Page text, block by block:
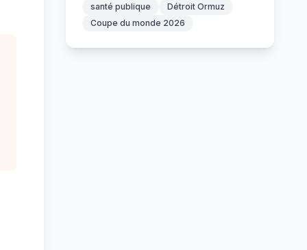
santé publique
Détroit Ormuz
Coupe du monde 2026